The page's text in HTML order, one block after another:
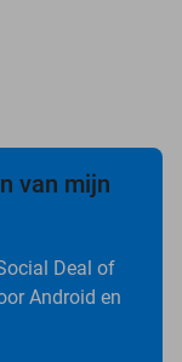
van mijn
Deal of
Android en